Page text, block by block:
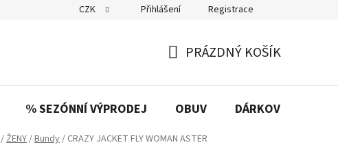
CZK Přihlášení Registrace
KOŠÍK
PRÁZDNÝ KOŠÍK
% SEZÓNNÍ VÝPRODEJ OBUV DÁRKOVÉ
Domů
/ŽENY/Bundy/ CRAZY JACKET FLY WOMAN ASTER